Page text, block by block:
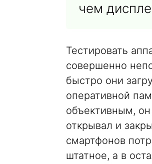
чем
Тестировать
совершенно
быстро они
оперативной
объективным,
открывал и
смартфонов
штатное, а в